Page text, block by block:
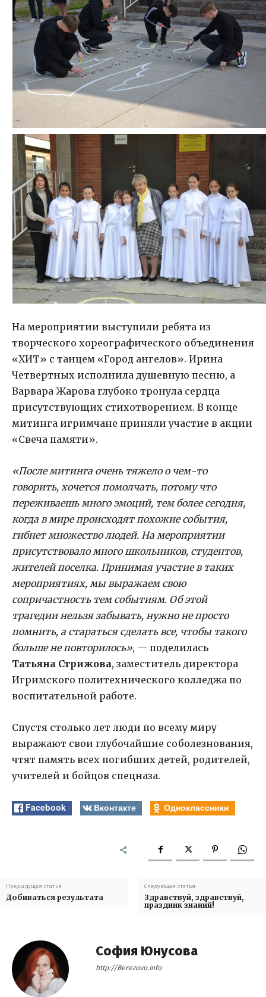
На мероприятии выступили ребята из
творческого хореографического объединения
«ХИТ» с танцем «Город ангелов». Ирина
Четвертных исполнила душевную песню, а
Варвара Жарова глубоко тронула сердца
присутствующих стихотворением. В конце
митинга игримчане приняли участие в акции
«Свеча памяти».
«После митинга очень тяжело о чем-то
говорить, хочется помолчать, потому что
переживаешь много эмоций, тем более сегодня,
когда в мире происходят похожие события,
гибнет множество людей. На мероприятии
присутствовало много школьников, студентов,
жителей поселка. Принимая участие в таких
мероприятиях, мы выражаем свою
сопричастность тем событиям. Об этой
трагедии нельзя забывать, нужно не просто
помнить, а стараться сделать все, чтобы такого
больше не повторилось», — поделилась
Татьяна Стрижова, заместитель директора
Игримского политехнического колледжа по
воспитательной работе.
Спустя столько лет люди по всему миру
выражают свои глубочайшие соболезнования,
чтят память всех погибших детей, родителей,
учителей и бойцов спецназа.
Facebook Вконтакте Одноклассники
Предыдущая статья
Добиваться результата
Следующая статья
Здравствуй, здравствуй,
праздник знаний!
София Юнусова
http://Berezovo.info